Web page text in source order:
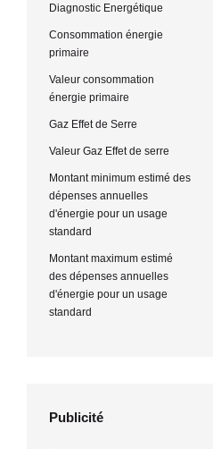
Diagnostic Energétique
Consommation énergie
primaire
Valeur consommation
énergie primaire
Gaz Effet de Serre
Valeur Gaz Effet de serre
Montant minimum estimé des
dépenses annuelles
d'énergie pour un usage
standard
Montant maximum estimé
des dépenses annuelles
d'énergie pour un usage
standard
Publicité